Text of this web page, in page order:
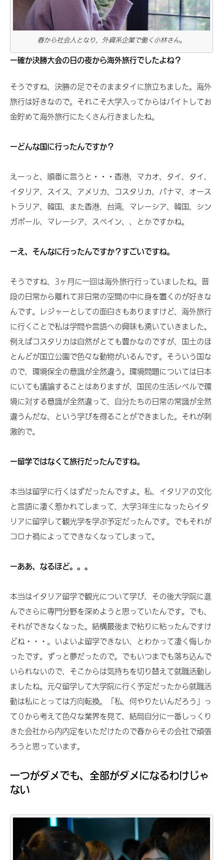
春から社会人となり、外資系企業で働く小林さん。
ー確か決勝大会の日の夜から海外旅行でしたよね？
そうですね、決勝の足でそのままタイに旅立ちました。海外
旅行は好きなので。それこそ大学入ってからはバイトしてお
金貯めて海外旅行にたくさん行きましたね。
ーどんな国に行ったんですか？
えーっと、順番に言うと・・・香港、マカオ、タイ、タイ、
イタリア、スイス、アメリカ、コスタリカ、パナマ、オース
トラリア、韓国、また香港、台湾、マレーシア、韓国、シン
ガポール、マレーシア、スペイン、、とかですかね。
ーえ、そんなに行ったんですか？すごいですね。
そうですね、3ヶ月に一回は海外旅行行っていましたね。普
段の日常から離れて非日常の空間の中に身を置くのが好きな
んです。レジャーとしての面白さもありますけど、海外旅行
に行くことで私は学問や言語への興味も湧いていきました。
例えばコスタリカは自然がとても豊かなのですが、国土のほ
とんどが国立公園で色々な動物がいるんです。そういう国な
ので、環境保全の意識が全然違う。環境問題については日本
にいても議論することはありますが、国民の生活レベルで環
境に対する意識が全然違って、自分たちの日常の常識が全然
違うんだな、という学びを得ることができました。それが刺
激的で。
ー留学ではなくて旅行だったんですね。
本当は留学に行くはずだったんですよ。私、イタリアの文化
と言語に凄く惹かれてしまって、大学3年生になったらイタ
リアに留学して観光学を学ぶ予定だったんです。でもそれが
コロナ禍によってできなくなってしまって。
ーああ、なるほど。。。
本当はイタリア留学で観光について学び、その後大学院に進
んでさらに専門分野を深めようと思っていたんです。でも、
それができなくなった。結構最後まで粘りに粘ったんですけ
どね・・・。いよいよ留学できない、とわかって凄く悔しか
ったです。ずっと夢だったので。でもいつまでも落ち込んで
いられないので、そこからは気持ちを切り替えて就職活動し
ましたね。元々留学して大学院に行く予定だったから就職活
動は私にとっては方向転換。「私、何やりたいんだろう」っ
て０から考えて色々な業界を見て、結局自分に一番しっくり
きた会社から内内定をいただけたので春からその会社で頑張
ろうと思っています。
一つがダメでも、全部がダメになるわけじゃ
ない